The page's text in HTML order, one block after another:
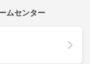
ムセンター